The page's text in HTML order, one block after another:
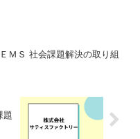
ＭＳ 社会課題解決の取り組
題